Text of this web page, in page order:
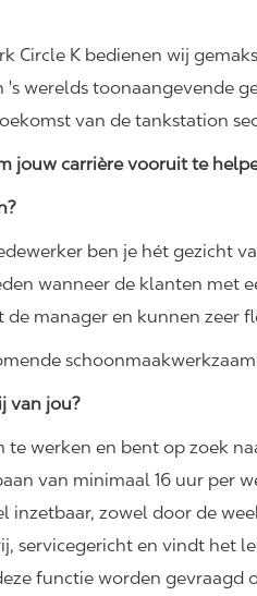
Circle K bedienen wij
's werelds toonaangevende
van de tankstation
jouw carrière vooruit te
ben je hét gezicht
wanneer de klanten met
de manager en kunnen zeer
van jou?
te werken en bent op zoek
van minimaal 16 uur per
inzetbaar, zowel door de
servicegericht en vindt het
functie worden gevraagd